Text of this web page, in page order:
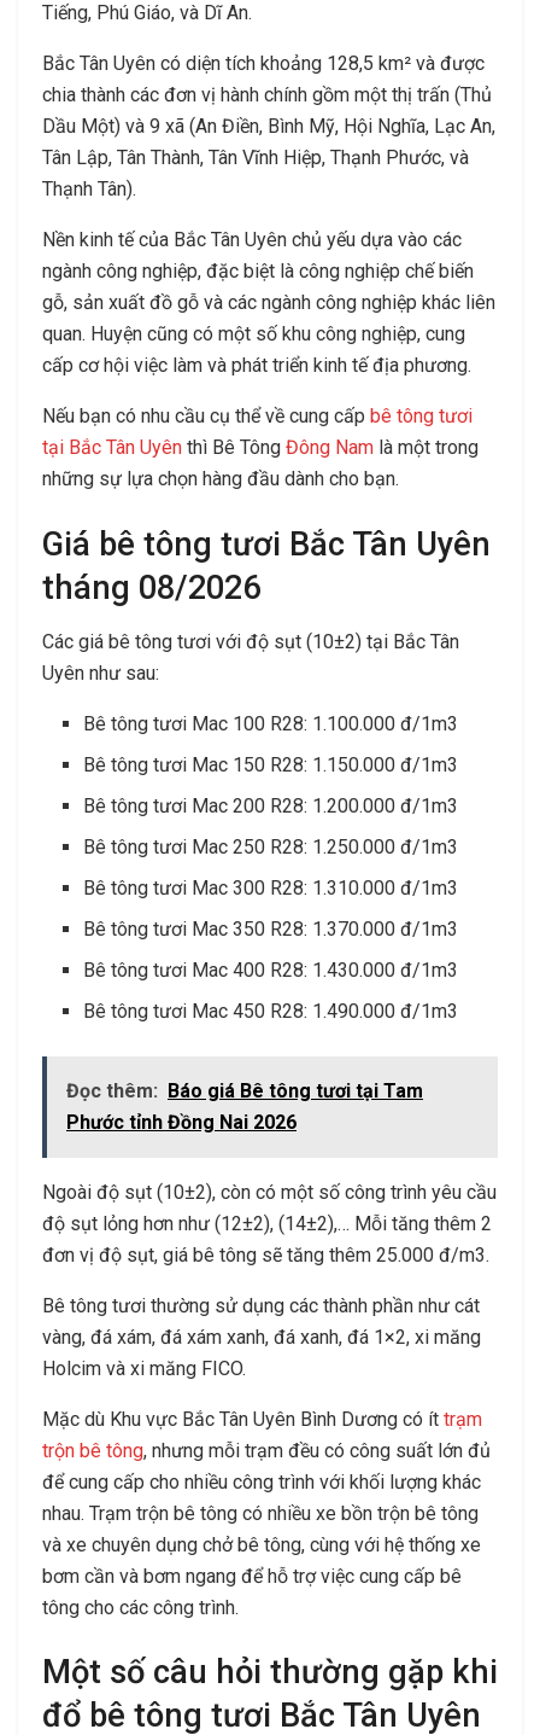
Tiếng, Phú Giáo, và Dĩ An.
Bắc Tân Uyên có diện tích khoảng 128,5 km² và được
chia thành các đơn vị hành chính gồm một thị trấn (Thủ
Dầu Một) và 9 xã (An Điền, Bình Mỹ, Hội Nghĩa, Lạc An,
Tân Lập, Tân Thành, Tân Vĩnh Hiệp, Thạnh Phước, và
Thạnh Tân).
Nền kinh tế của Bắc Tân Uyên chủ yếu dựa vào các
ngành công nghiệp, đặc biệt là công nghiệp chế biến
gỗ, sản xuất đồ gỗ và các ngành công nghiệp khác liên
quan. Huyện cũng có một số khu công nghiệp, cung
cấp cơ hội việc làm và phát triển kinh tế địa phương.
Nếu bạn có nhu cầu cụ thể về cung cấp bê tông tươi
tại Bắc Tân Uyên thì Bê Tông Đông Nam là một trong
những sự lựa chọn hàng đầu dành cho bạn.
Giá bê tông tươi Bắc Tân Uyên
tháng 08/2026
Các giá bê tông tươi với độ sụt (10±2) tại Bắc Tân
Uyên như sau:
Bê tông tươi Mac 100 R28: 1.100.000 đ/1m3
Bê tông tươi Mac 150 R28: 1.150.000 đ/1m3
Bê tông tươi Mac 200 R28: 1.200.000 đ/1m3
Bê tông tươi Mac 250 R28: 1.250.000 đ/1m3
Bê tông tươi Mac 300 R28: 1.310.000 đ/1m3
Bê tông tươi Mac 350 R28: 1.370.000 đ/1m3
Bê tông tươi Mac 400 R28: 1.430.000 đ/1m3
Bê tông tươi Mac 450 R28: 1.490.000 đ/1m3
Đọc thêm: Báo giá Bê tông tươi tại Tam
Phước tỉnh Đồng Nai 2026
Ngoài độ sụt (10±2), còn có một số công trình yêu cầu
độ sụt lỏng hơn như (12±2), (14±2),… Mỗi tăng thêm 2
đơn vị độ sụt, giá bê tông sẽ tăng thêm 25.000 đ/m3.
Bê tông tươi thường sử dụng các thành phần như cát
vàng, đá xám, đá xám xanh, đá xanh, đá 1×2, xi măng
Holcim và xi măng FICO.
Mặc dù Khu vực Bắc Tân Uyên Bình Dương có ít trạm
trộn bê tông, nhưng mỗi trạm đều có công suất lớn đủ
để cung cấp cho nhiều công trình với khối lượng khác
nhau. Trạm trộn bê tông có nhiều xe bồn trộn bê tông
và xe chuyên dụng chở bê tông, cùng với hệ thống xe
bơm cần và bơm ngang để hỗ trợ việc cung cấp bê
tông cho các công trình.
Một số câu hỏi thường gặp khi
đổ bê tông tươi Bắc Tân Uyên